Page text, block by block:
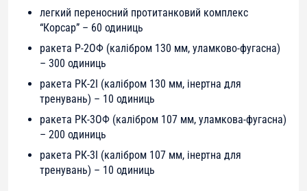
легкий переносний протитанковий комплекс
“Корсар” – 60 одиниць
ракета Р-2ОФ (калібром 130 мм, уламково-фугасна)
– 300 одиниць
ракета РК-2І (калібром 130 мм, інертна для
тренувань) – 10 одиниць
ракета РК-3ОФ (калібром 107 мм, уламкова-фугасна)
– 200 одиниць
ракета РК-3І (калібром 107 мм, інертна для
тренувань) – 10 одиниць